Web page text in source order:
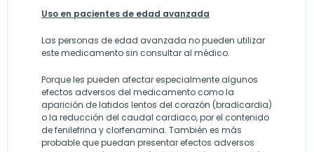
Uso en pacientes de edad avanzada
Las personas de edad avanzada no pueden utilizar
este medicamento sin consultar al médico.
Porque les pueden afectar especialmente algunos
efectos adversos del medicamento como la
aparición de latidos lentos del corazón (bradicardia)
o la reducción del caudal cardiaco, por el contenido
de fenilefrina y clorfenamina. También es más
probable que puedan presentar efectos adversos